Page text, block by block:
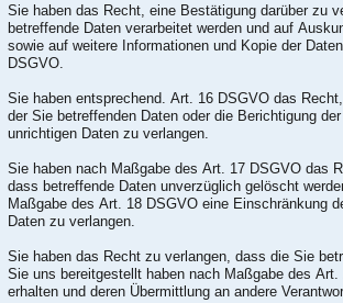
Sie haben das Recht, eine Bestätigung darüber zu
betreffende Daten verarbeitet werden und auf
sowie auf weitere Informationen und Kopie der
DSGVO.
Sie haben entsprechend. Art. 16 DSGVO das
der Sie betreffenden Daten oder die Berichtigung
unrichtigen Daten zu verlangen.
Sie haben nach Maßgabe des Art. 17 DSGVO das
dass betreffende Daten unverzüglich gelöscht
Maßgabe des Art. 18 DSGVO eine Einschränkung
Daten zu verlangen.
Sie haben das Recht zu verlangen, dass die Sie
Sie uns bereitgestellt haben nach Maßgabe des
erhalten und deren Übermittlung an andere